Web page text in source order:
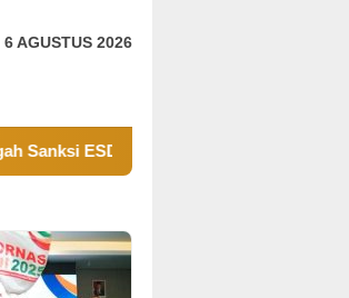
6 AGUSTUS 2026
ESDM Sulteng